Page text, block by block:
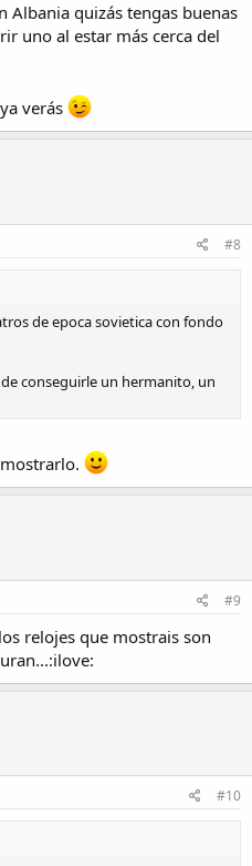
Albania quizás tengas buenas
uno al estar más cerca del
verás
#8
de epoca sovietica con fondo
conseguirle un hermanito, un
#9
relojes que mostrais son
#10